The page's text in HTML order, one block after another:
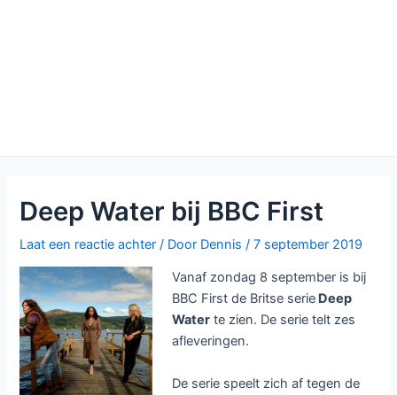
Deep Water bij BBC First
Laat een reactie achter / Door Dennis/7 september 2019
Vanaf zondag 8 september is bij
BBC First de Britse serie Deep
Water te zien. De serie telt zes
afleveringen.
De serie speelt zich af tegen de